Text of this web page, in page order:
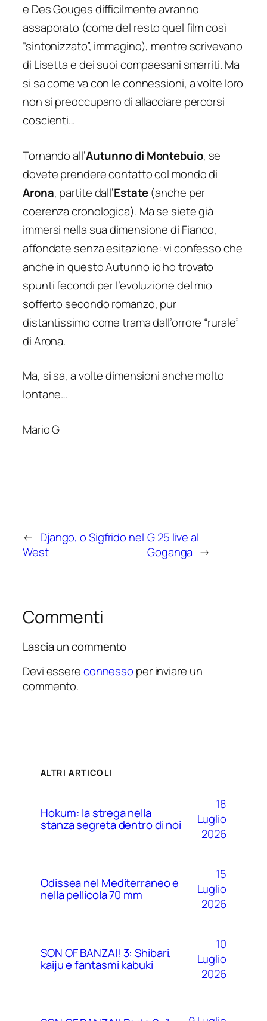
e Des Gouges difficilmente avranno
assaporato (come del resto quel film così
“sintonizzato”, immagino), mentre scrivevano
di Lisetta e dei suoi compaesani smarriti. Ma
si sa come va con le connessioni, a volte loro
non si preoccupano di allacciare percorsi
coscienti…
Tornando all’Autunno di Montebuio, se
dovete prendere contatto col mondo di
Arona, partite dall’Estate(anche per
coerenza cronologica). Ma se siete già
immersi nella suadimensione di Fianco,
affondate senza esitazione: vi confesso che
anche in questoAutunno io ho trovato
spunti fecondi per l’evoluzione del mio
sofferto secondo romanzo, pur
distantissimo come trama dall’orrore “rurale”
di Arona.
Ma, si sa, a volte dimensioni anche molto
lontane…
Mario G
← Django, o Sigfrido nel
West
G 25 live al
Goganga →
Commenti
Lascia un commento
Devi essereconnesso per inviare un
commento.
ALTRI ARTICOLI
Hokum: la strega nella
stanza segreta dentro di noi
18
Luglio
2026
Odissea nel Mediterraneo e
nella pellicola 70 mm
15
Luglio
2026
SON OF BANZAI! 3: Shibari,
kaiju e fantasmi kabuki
10
Luglio
2026